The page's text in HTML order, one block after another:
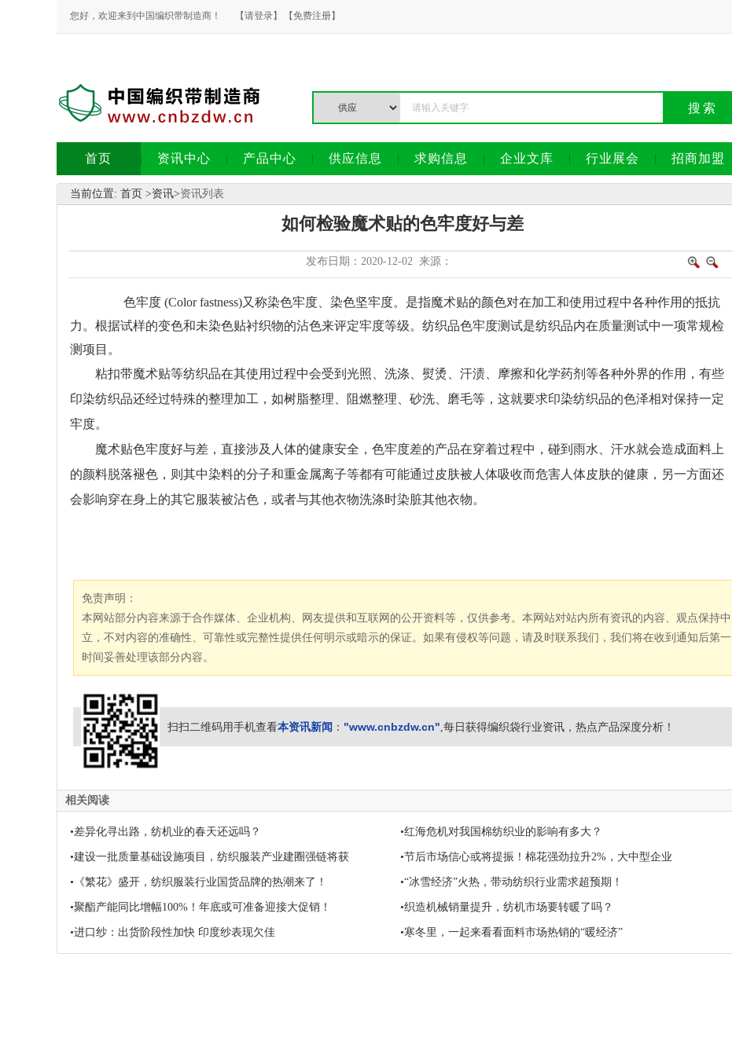
您好，欢迎来到中国编织带制造商！ 【请登录】 【免费注册】
搜索
首页 资讯中心 产品中心 供应信息 求购信息 企业文库 行业展会 招商加盟
当前位置: 首页 >资讯>资讯列表
如何检验魔术贴的色牢度好与差
发布日期：2020-12-02 来源：
色牢度 (Color fastness)又称染色牢度、染色坚牢度。是指魔术贴的颜色对在加工和使用过程中各种作用的抵抗
力。根据试样的变色和未染色贴衬织物的沾色来评定牢度等级。纺织品色牢度测试是纺织品内在质量测试中一项常规检
测项目。
粘扣带魔术贴等纺织品在其使用过程中会受到光照、洗涤、熨烫、汗渍、摩擦和化学药剂等各种外界的作用，有些
印染纺织品还经过特殊的整理加工，如树脂整理、阻燃整理、砂洗、磨毛等，这就要求印染纺织品的色泽相对保持一定
牢度。
魔术贴色牢度好与差，直接涉及人体的健康安全，色牢度差的产品在穿着过程中，碰到雨水、汗水就会造成面料上
的颜料脱落褪色，则其中染料的分子和重金属离子等都有可能通过皮肤被人体吸收而危害人体皮肤的健康，另一方面还
会影响穿在身上的其它服装被沾色，或者与其他衣物洗涤时染脏其他衣物。
免责声明：
本网站部分内容来源于合作媒体、企业机构、网友提供和互联网的公开资料等，仅供参考。本网站对站内所有资讯的内容、观点保持中
立，不对内容的准确性、可靠性或完整性提供任何明示或暗示的保证。如果有侵权等问题，请及时联系我们，我们将在收到通知后第一
时间妥善处理该部分内容。
扫扫二维码用手机查看本资讯新闻 ： "www.cnbzdw.cn",每日获得编织袋行业资讯，热点产品深度分析！
相关阅读
•差异化寻出路，纺机业的春天还远吗？ •红海危机对我国棉纺织业的影响有多大？
•建设一批质量基础设施项目，纺织服装产业建圈强链将获 •节后市场信心或将提振！棉花强劲拉升2%，大中型企业
•《繁花》盛开，纺织服装行业国货品牌的热潮来了！ •“冰雪经济”火热，带动纺织行业需求超预期！
•聚酯产能同比增幅100%！年底或可准备迎接大促销！ •织造机械销量提升，纺机市场要转暖了吗？
•进口纱：出货阶段性加快 印度纱表现欠佳 •寒冬里，一起来看看面料市场热销的“暖经济”